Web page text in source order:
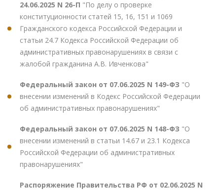
24.06.2025 N 26-П "По делу о проверке
конституционности статей 15, 16, 151 и 1069
Гражданского кодекса Российской Федерации и
статьи 24.7 Кодекса Российской Федерации об
административных правонарушениях в связи с
жалобой гражданина А.В. Ивченкова"
Федеральный закон от 07.06.2025 N 149-ФЗ "О
внесении изменений в Кодекс Российской Федерации
об административных правонарушениях"
Федеральный закон от 07.06.2025 N 148-ФЗ "О
внесении изменений в статьи 14.67 и 23.1 Кодекса
Российской Федерации об административных
правонарушениях"
Распоряжение Правительства РФ от 02.06.2025 N